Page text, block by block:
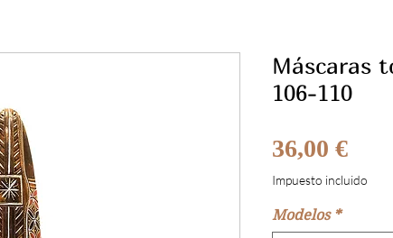
Máscaras
106-110
36,00 €
Impuesto incluido
Modelos *